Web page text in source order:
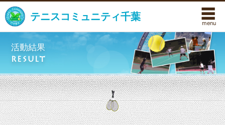
☰
テニスコミュニティ千葉
活動結果
RESULT